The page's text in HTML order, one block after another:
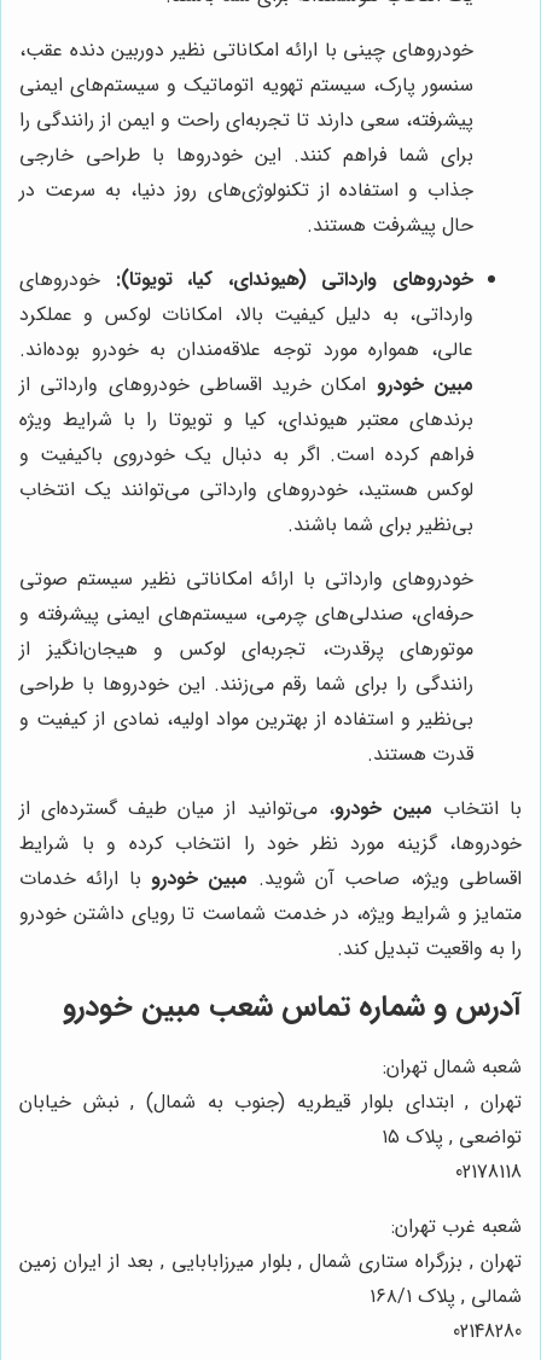
خودروهای چینی با ارائه امکاناتی نظیر دوربین دنده عقب،
سنسور پارک، سیستم تهویه اتوماتیک و سیستم‌های ایمنی
پیشرفته، سعی دارند تا تجربه‌ای راحت و ایمن از رانندگی را
برای شما فراهم کنند. این خودروها با طراحی خارجی
جذاب و استفاده از تکنولوژی‌های روز دنیا، به سرعت در
حال پیشرفت هستند.
خودروهای وارداتی (هیوندای، کیا، تویوتا): خودروهای
وارداتی، به دلیل کیفیت بالا، امکانات لوکس و عملکرد
عالی، همواره مورد توجه علاقه‌مندان به خودرو بوده‌اند.
مبین خودرو امکان خرید اقساطی خودروهای وارداتی از
برندهای معتبر هیوندای، کیا و تویوتا را با شرایط ویژه
فراهم کرده است. اگر به دنبال یک خودروی باکیفیت و
لوکس هستید، خودروهای وارداتی می‌توانند یک انتخاب
بی‌نظیر برای شما باشند.
خودروهای وارداتی با ارائه امکاناتی نظیر سیستم صوتی
حرفه‌ای، صندلی‌های چرمی، سیستم‌های ایمنی پیشرفته و
موتورهای پرقدرت، تجربه‌ای لوکس و هیجان‌انگیز از
رانندگی را برای شما رقم می‌زنند. این خودروها با طراحی
بی‌نظیر و استفاده از بهترین مواد اولیه، نمادی از کیفیت و
قدرت هستند.
با انتخاب مبین خودرو، می‌توانید از میان طیف گسترده‌ای از
خودروها، گزینه مورد نظر خود را انتخاب کرده و با شرایط
اقساطی ویژه، صاحب آن شوید. مبین خودرو با ارائه خدمات
متمایز و شرایط ویژه، در خدمت شماست تا رویای داشتن خودرو
را به واقعیت تبدیل کند.
آدرس و شماره تماس شعب مبین خودرو
شعبه شمال تهران:
تهران , ابتدای بلوار قیطریه (جنوب به شمال) , نبش خیابان
تواضعی , پلاک ۱۵
02178118
شعبه غرب تهران:
تهران , بزرگراه ستاری شمال , بلوار میرزابابایی , بعد از ایران زمین
شمالی , پلاک ۱۶۸/۱
02148280